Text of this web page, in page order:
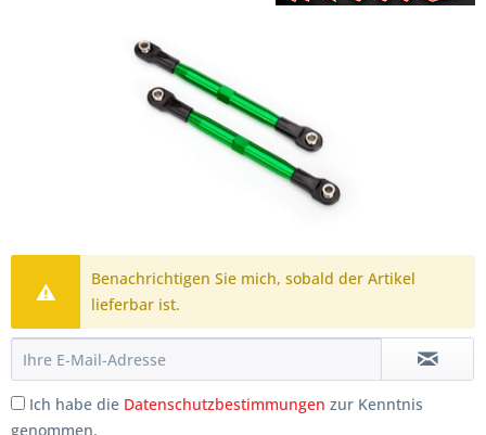
Benachrichtigen Sie mich, sobald der Artikel
lieferbar ist.
Ich habe die Datenschutzbestimmungen zur Kenntnis
genommen.